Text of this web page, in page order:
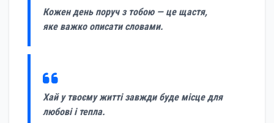
Кожен день поруч з тобою — це щастя,
яке важко описати словами.
Хай у твоєму житті завжди буде місце для
любові і тепла.